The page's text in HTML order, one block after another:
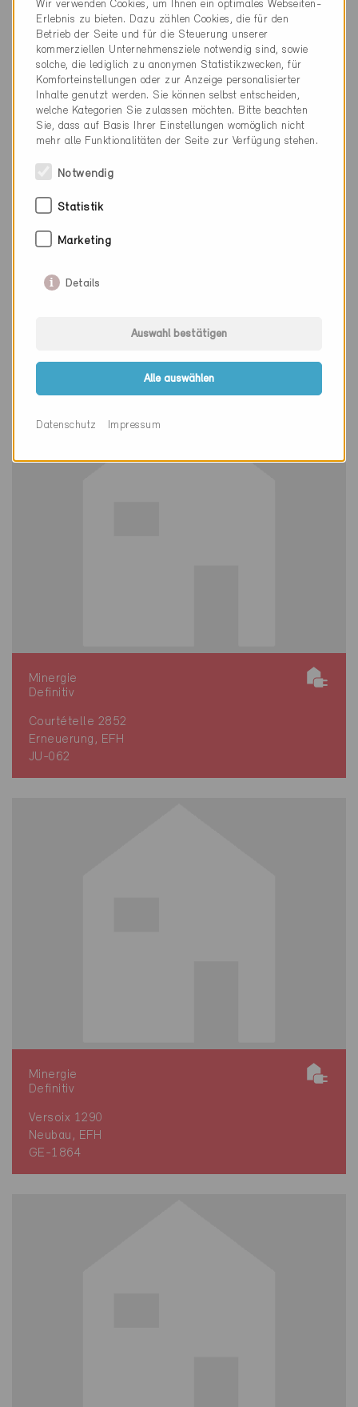
Minergie-P
JU-191-P
Minergie
Definitiv
Courtételle 2852
Erneuerung, EFH
JU-062
Minergie
Definitiv
Versoix 1290
Neubau, EFH
GE-1864
Wir verwenden Cookies, um Ihnen ein optimales Webseiten-
Erlebnis zu bieten. Dazu zählen Cookies, die für den
Betrieb der Seite und für die Steuerung unserer
kommerziellen Unternehmensziele notwendig sind, sowie
solche, die lediglich zu anonymen Statistikzwecken, für
Komforteinstellungen oder zur Anzeige personalisierter
Inhalte genutzt werden. Sie können selbst entscheiden,
welche Kategorien Sie zulassen möchten. Bitte beachten
Sie, dass auf Basis Ihrer Einstellungen womöglich nicht
mehr alle Funktionalitäten der Seite zur Verfügung stehen.
Notwendig
Statistik
Marketing
Details
Auswahl bestätigen
Alle auswählen
Datenschutz Impressum